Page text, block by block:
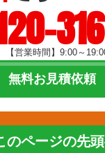
【営業時間】9:00～
無料お見積依頼
のページの先